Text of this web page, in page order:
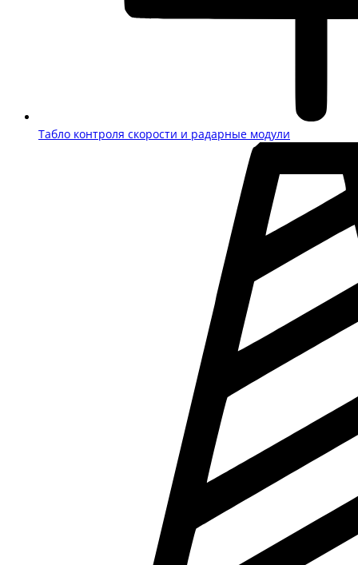
Табло контроля скорости и радарные модули